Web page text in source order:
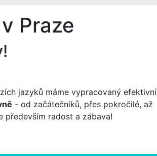
Praze
jazyků máme vypracovaný efektivní
- od začátečníků, přes pokročilé, až
především radost a zábava!